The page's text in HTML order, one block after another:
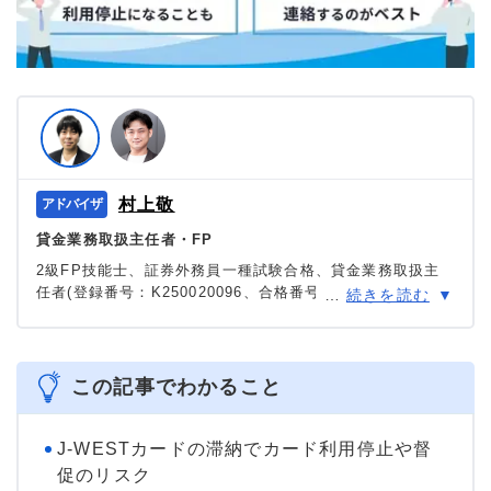
村上敬
貸金業務取扱主任者・FP
2級FP技能士、証券外務員一種試験合格、貸金業務取扱主
任者(登録番号：K250020096、合格番号：第F241000177
ン、FX、不動産、保険など、多くの金融領域における情報
メディアの編集・監修に携わり、実績は計2000本以上。ロ
ーン利用者へのインタビューなども多数実施し、専門知識
＞＞公式ページ
続きを読む
この記事でわかること
J-WESTカードの滞納でカード利用停止や督
促のリスク